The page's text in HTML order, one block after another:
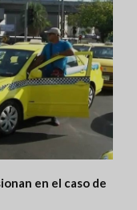
en el caso de